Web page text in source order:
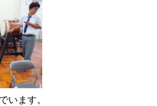
います。